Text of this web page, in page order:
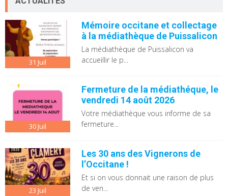
31 Juil
Mémoire occitane et collectage
à la médiathèque de Puissalicon
La médiathèque de Puissalicon va
accueillir le p...
30Juil
Fermeture de la médiathéque, le
vendredi 14 août 2026
Votre médiathèque vous informe de sa
fermeture...
23 Juil
Les 30 ans des Vignerons de
l’Occitane !
Et si on vous donnait une raison de plus
de ven...